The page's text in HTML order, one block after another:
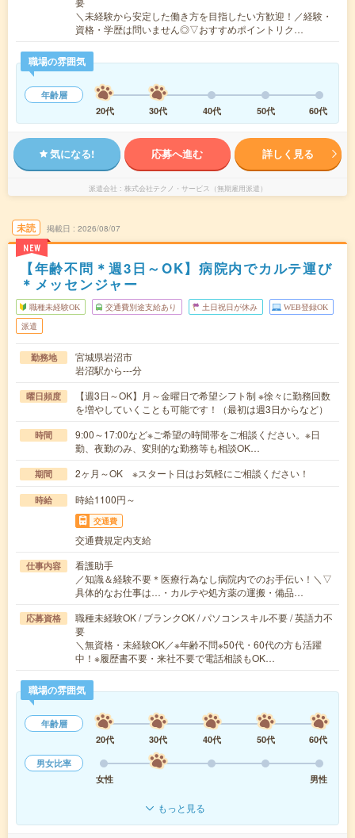
＼未経験から安定した働き方を目指したい方歓迎！／経験・
資格・学歴は問いません◎▽おすすめポイントリク…
職場の雰囲気
年齢層
20代
30代 40代 50代 60代
気になる! 応募へ進む 詳しく見る
派遣会社 株式会社テクノ・サービス（無期雇用派遣）
未読
NEW
掲載日 2026/08/07
【年齢不問＊週3日～OK】病院内でカルテ運び
＊メッセンジャー
職種未経験OK 交通費別途支給あり 土日祝日が休み WEB登録OK
派遣
勤務地
宮城県岩沼市
岩沼駅から---分
曜日頻度
【週3日～OK】月～金曜日で希望シフト制 ※徐々に勤務回数
を増やしていくことも可能です！（最初は週3日からなど）
時間
9:00～17:00など※ご希望の時間帯をご相談ください。※日
勤、夜勤のみ、変則的な勤務等も相談OK…
期間 2ヶ月～OK ※スタート日はお気軽にご相談ください！
時給 時給1100円～
交通費
交通費規定内支給
仕事内容
看護助手
／知識＆経験不要＊医療行為なし病院内でのお手伝い！＼▽
具体的なお仕事は…・カルテや処方薬の運搬・備品…
応募資格
職種未経験OK / ブランクOK / パソコンスキル不要 / 英語力不
要
＼無資格・未経験OK／※年齢不問※50代・60代の方も活躍
中！※履歴書不要・来社不要で電話相談もOK…
職場の雰囲気
年齢層
20代
30代 40代 50代
60代
男女比率
女性
男性
もっと見る